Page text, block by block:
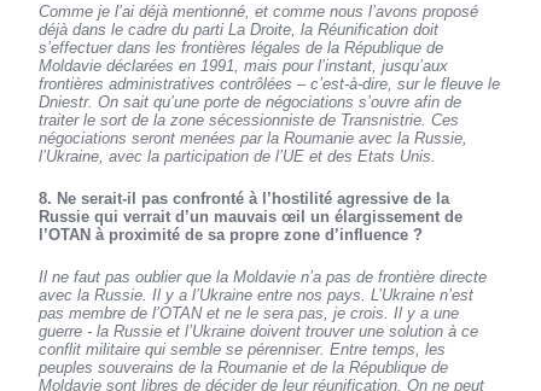
Comme je l’ai déjà mentionné, et comme nous l’avons proposé
déjà dans le cadre du partiLa Droite , la Réunification doit
s’effectuer dans les frontières légales de la République de
Moldavie déclarées en 1991, mais pour l’instant, jusqu’aux
frontières administratives contrôlées – c’est-à-dire, sur le fleuve le
Dniestr. On sait qu’une porte de négociations s’ouvre afin de
traiter le sort de la zone sécessionniste de Transnistrie. Ces
négociations seront menées par la Roumanie avec la Russie,
l’Ukraine, avec la participation de l’UE et des Etats Unis.
8. Ne serait-il pas confronté à l’hostilité agressive de la
Russie qui verrait d’un mauvais œil un élargissement de
l’OTAN à proximité de sa propre zone d’influence ?
Il ne faut pas oublier que la Moldavie n’a pas de frontière directe
avec la Russie. Il y a l’Ukraine entre nos pays. L’Ukraine n’est
pas membre de l’OTAN et ne le sera pas, je crois. Il y a une
guerre - la Russie et l’Ukraine doivent trouver une solution à ce
conflit militaire qui semble se pérenniser. Entre temps, les
peuples souverains de la Roumanie et de la République de
Moldavie sont libres de décider de leur réunification. On ne peut